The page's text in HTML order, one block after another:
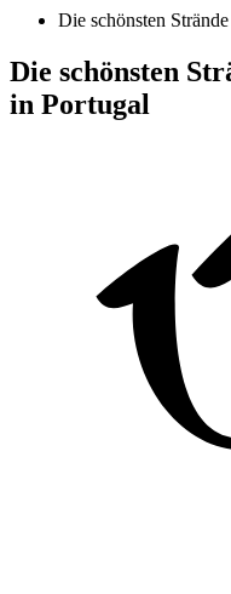
Die schönsten
Die schönsten
in Portugal